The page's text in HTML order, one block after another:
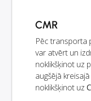
CMR
Pēc transporta
var atvērt un
noklikšķinot uz
augšējā
noklikšķinot uz